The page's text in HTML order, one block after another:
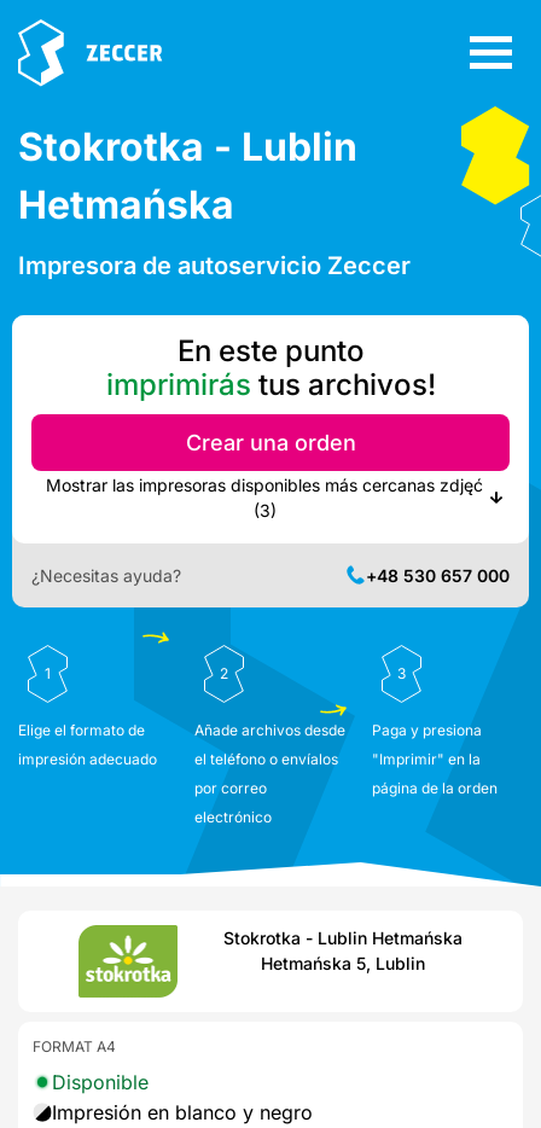
Stokrotka - Lublin
Hetmańska
Impresora de autoservicio Zeccer
En este punto
imprimirás tus archivos!
Crear una orden
Mostrar las impresoras disponibles más cercanas zdjęć
(3)
¿Necesitas ayuda? +48 530 657 000
1
Elige el formato de
impresión adecuado
2
Añade archivos desde
el teléfono o envíalos
por correo
electrónico
3
Paga y presiona
"Imprimir" en la
página de la orden
Stokrotka - Lublin Hetmańska
Hetmańska 5, Lublin
FORMAT A4
Disponible
Impresión en blanco y negro